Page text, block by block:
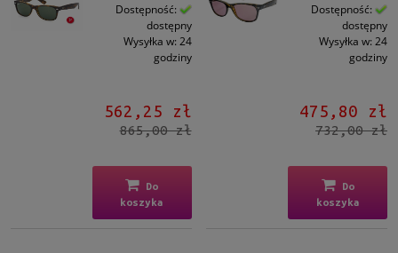
Dostępność:
dostępny
Wysyłka w: 24
godziny
562,25 zł
865,00 zł
Do
koszyka
Dostępność:
dostępny
Wysyłka w: 24
godziny
475,80 zł
732,00 zł
Do
koszyka